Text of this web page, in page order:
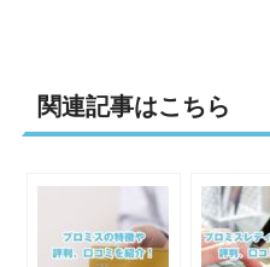
関連記事はこちら